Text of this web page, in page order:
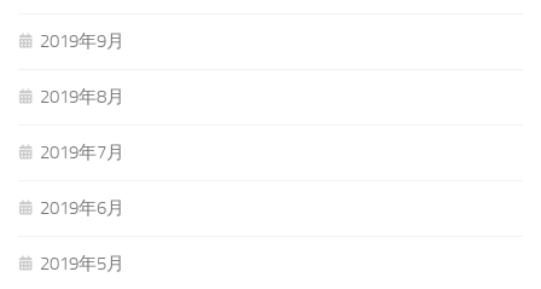
2019年9月
2019年8月
2019年7月
2019年6月
2019年5月